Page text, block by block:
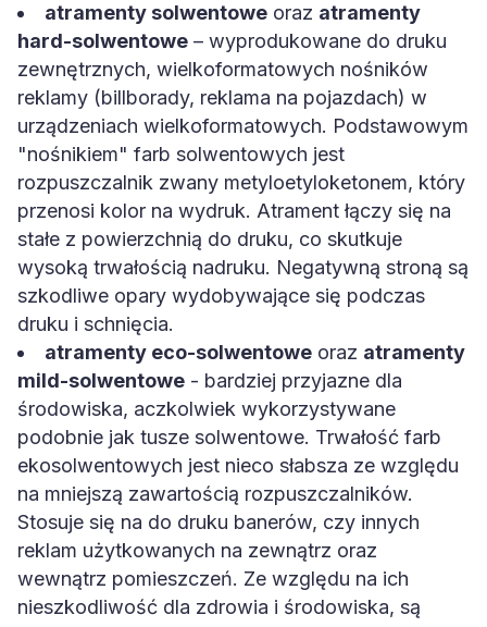
atramenty solwentowe oraz atramenty
hard-solwentowe – wyprodukowane do druku
zewnętrznych, wielkoformatowych nośników
reklamy (billborady, reklama na pojazdach) w
urządzeniach wielkoformatowych. Podstawowym
"nośnikiem" farb solwentowych jest
rozpuszczalnik zwany metyloetyloketonem, który
przenosi kolor na wydruk. Atrament łączy się na
stałe z powierzchnią do druku, co skutkuje
wysoką trwałością nadruku. Negatywną stroną są
szkodliwe opary wydobywające się podczas
druku i schnięcia.
atramenty eco-solwentowe oraz atramenty
mild-solwentowe - bardziej przyjazne dla
środowiska, aczkolwiek wykorzystywane
podobnie jak tusze solwentowe. Trwałość farb
ekosolwentowych jest nieco słabsza ze względu
na mniejszą zawartością rozpuszczalników.
Stosuje się na do druku banerów, czy innych
reklam użytkowanych na zewnątrz oraz
wewnątrz pomieszczeń. Ze względu na ich
nieszkodliwość dla zdrowia i środowiska, są